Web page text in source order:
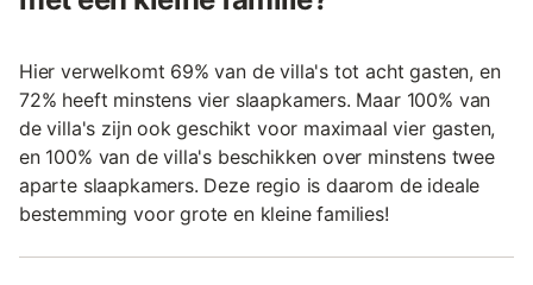
Hier verwelkomt 69% van de villa's tot acht gasten, en
72% heeft minstens vier slaapkamers. Maar 100% van
de villa's zijn ook geschikt voor maximaal vier gasten,
en 100% van de villa's beschikken over minstens twee
aparte slaapkamers. Deze regio is daarom de ideale
bestemming voor grote en kleine families!